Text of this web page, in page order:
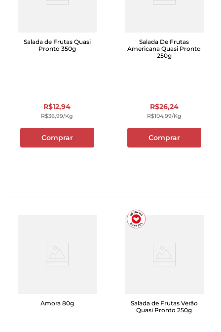
Salada de Frutas Quasi
Pronto 350g
R$12,94
R$36,99/kg
Comprar
Salada De Frutas
Americana Quasi Pronto
250g
R$26,24
R$104,99/kg
Comprar
Amora 80g
Salada de Frutas Verão
Quasi Pronto 250g